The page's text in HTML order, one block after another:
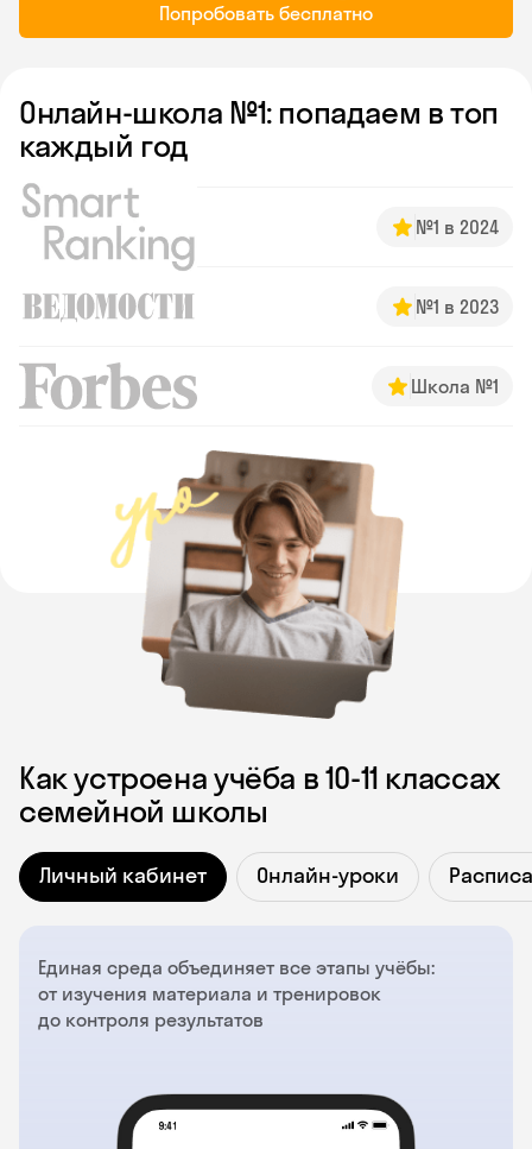
Попробовать бесплатно
Онлайн-школа №1: попадаем в топ
каждый год
№1 в 2024
№1 в 2023
Школа №1
Как устроена учёба в 10‑11 классах
семейной школы
Личный кабинет Онлайн-уроки
Единая среда объединяет все этапы учёбы:
от изучения материала и тренировок
до контроля результатов